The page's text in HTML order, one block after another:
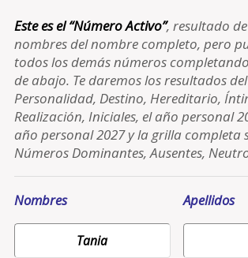
Este es el “Número Activo”, resultado
nombres del nombre completo, pero
todos los demás números
de abajo. Te daremos los resultados
Personalidad, Destino, Hereditario,
Realización, Iniciales, el año personal
año personal 2027 y la grilla completa
Números Dominantes, Ausentes,
Nombres Apellidos